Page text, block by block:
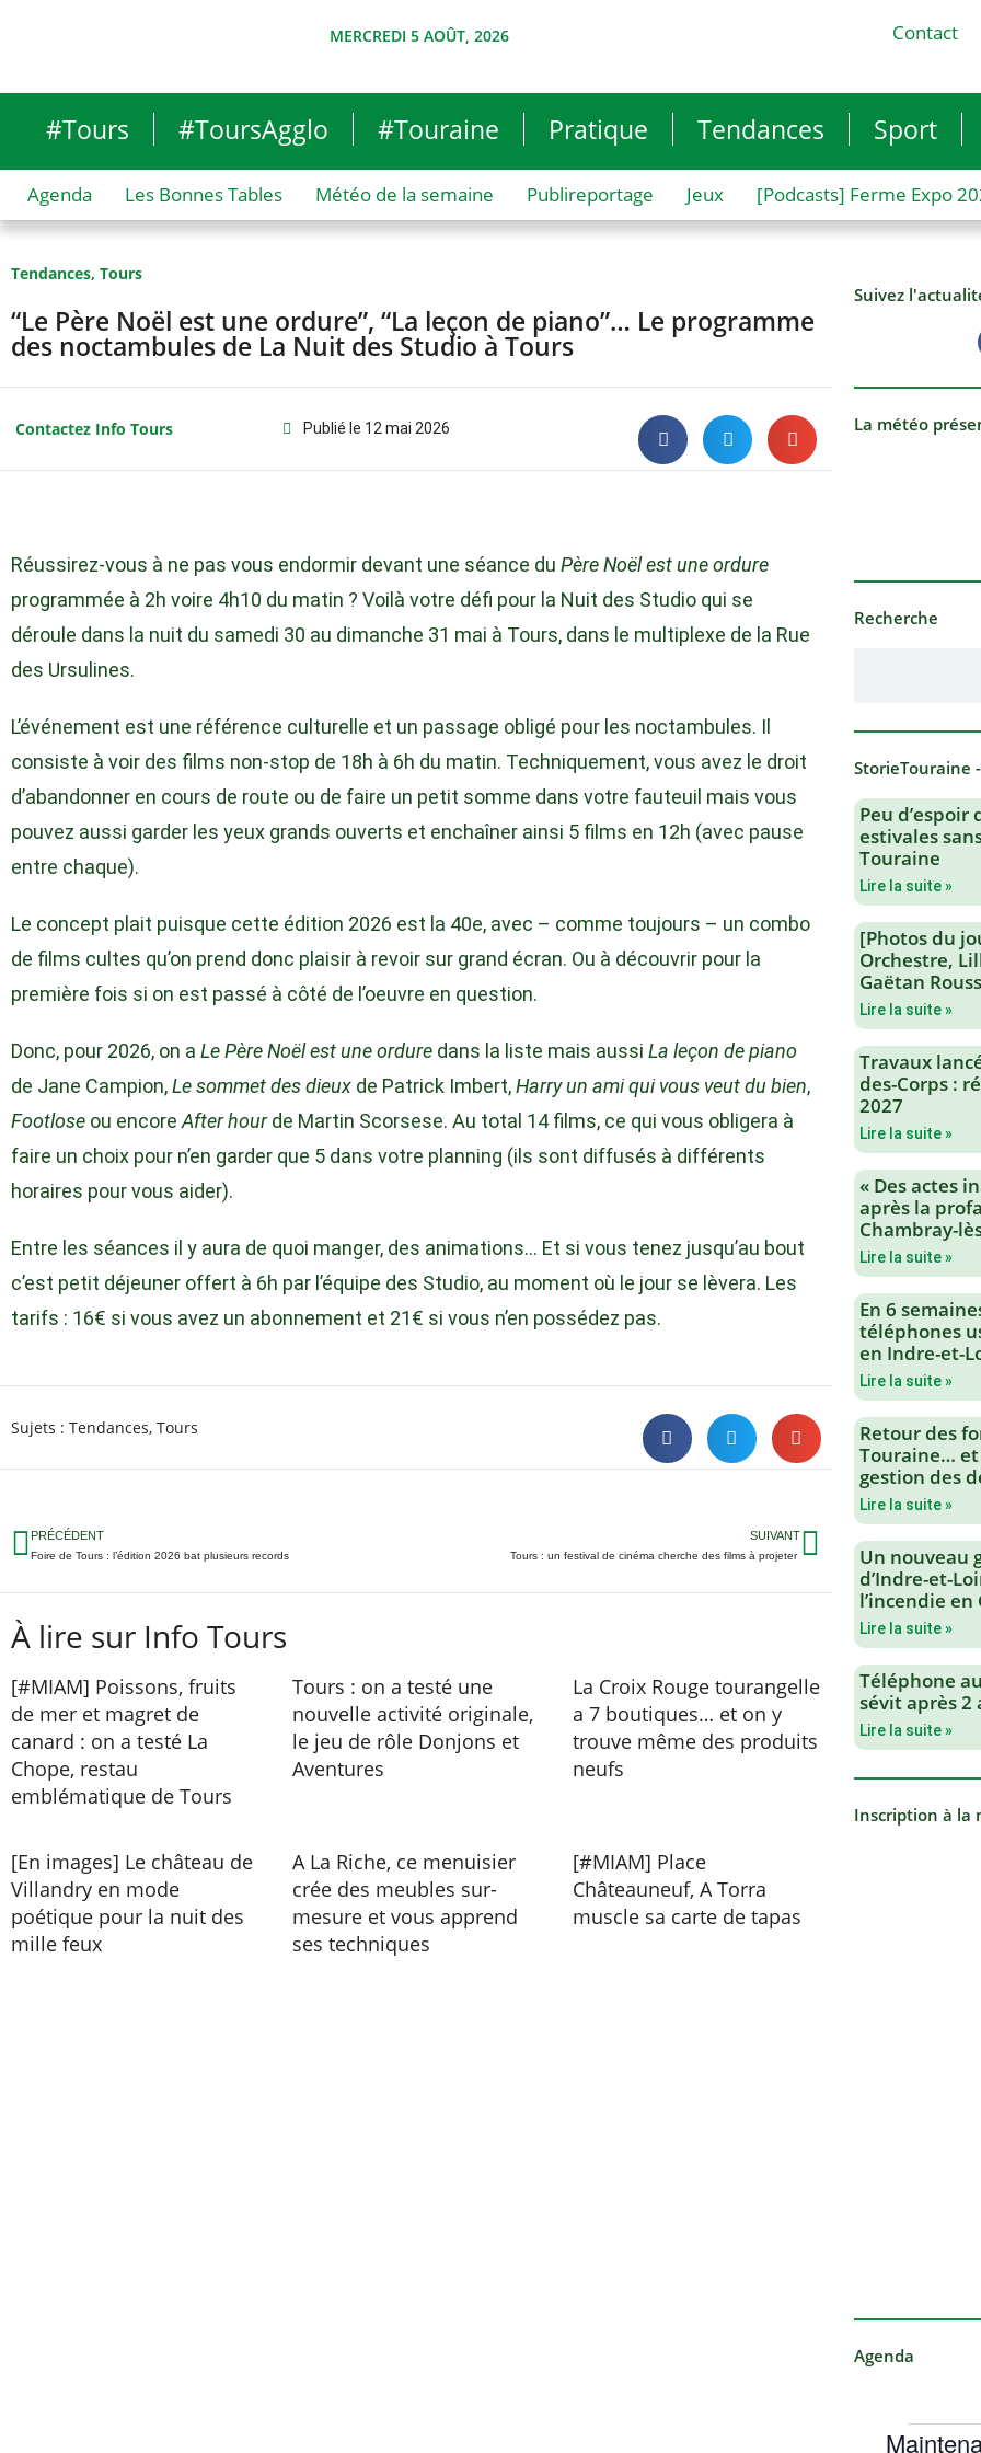
MERCREDI 5 AOÛT, 2026 Contact
#Tours #ToursAgglo #Touraine Pratique Tendances Sport
Agenda Les Bonnes Tables Météo de la semaine Publireportage Jeux [Podcasts] Ferme Expo
Tendances, Tours
“Le Père Noël est une ordure”, “La leçon de piano”… Le programme
des noctambules de La Nuit des Studio à Tours
Contactez Info Tours Publié le 12 mai 2026
Réussirez-vous à ne pas vous endormir devant une séance du Père Noël est une ordure
programmée à 2h voire 4h10 du matin ? Voilà votre défi pour la Nuit des Studio qui se
déroule dans la nuit du samedi 30 au dimanche 31 mai à Tours, dans le multiplexe de la Rue
des Ursulines.
L’événement est une référence culturelle et un passage obligé pour les noctambules. Il
consiste à voir des films non-stop de 18h à 6h du matin. Techniquement, vous avez le droit
d’abandonner en cours de route ou de faire un petit somme dans votre fauteuil mais vous
pouvez aussi garder les yeux grands ouverts et enchaîner ainsi 5 films en 12h (avec pause
entre chaque).
Le concept plait puisque cette édition 2026 est la 40e, avec – comme toujours – un combo
de films cultes qu’on prend donc plaisir à revoir sur grand écran. Ou à découvrir pour la
première fois si on est passé à côté de l’oeuvre en question.
Donc, pour 2026, on a Le Père Noël est une ordure dans la liste mais aussi La leçon de piano
de Jane Campion,Le sommet des dieux de Patrick Imbert,Harry un ami qui vous veut du bien,
Footlose ou encore After hourde Martin Scorsese. Au total 14 films, ce qui vous obligera à
faire un choix pour n’en garder que 5 dans votre planning (ils sont diffusés à différents
horaires pour vous aider).
Entre les séances il y aura de quoi manger, des animations… Et si vous tenez jusqu’au bout
c’est petit déjeuner offert à 6h par l’équipe des Studio, au moment où le jour se lèvera. Les
tarifs : 16€ si vous avez un abonnement et 21€ si vous n’en possédez pas.
Sujets : Tendances, Tours
PRÉCÉDENT
Foire de Tours : l’édition 2026 bat plusieurs records
SUIVANT
Tours : un festival de cinéma cherche des films à projeter
À lire sur Info Tours
[#MIAM] Poissons, fruits
de mer et magret de
canard : on a testé La
Chope, restau
emblématique de Tours
Tours : on a testé une
nouvelle activité originale,
le jeu de rôle Donjons et
Aventures
La Croix Rouge tourangelle
a 7 boutiques… et on y
trouve même des produits
neufs
[En images] Le château de
Villandry en mode
poétique pour la nuit des
mille feux
A La Riche, ce menuisier
crée des meubles sur-
mesure et vous apprend
ses techniques
[#MIAM] Place
Châteauneuf, A Torra
muscle sa carte de tapas
Suivez
La météo
Recherche
StorieTouraine
Peu
estivales
Touraine
Lire la suite »
[Photos du
Orchestre,
Gaëtan
Lire la suite »
Travaux
des-Corps :
2027
Lire la suite »
« Des actes
après la
Chambray-
Lire la suite »
En 6
téléphones
en Indre-et-
Lire la suite »
Retour des
Touraine…
gestion des
Lire la suite »
Un nouveau
d’Indre-et-
l’incendie
Lire la suite »
Téléphone
sévit après 2
Lire la suite »
Inscription à la
Agenda